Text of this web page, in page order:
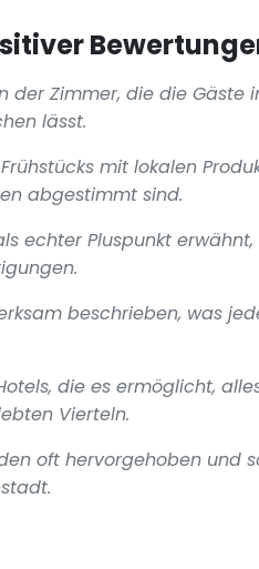
der Zimmer, die die Gäste
lässt.
mit lokalen
abgestimmt sind.
echter Pluspunkt
beschrieben, was
die es ermöglicht,
Vierteln.
oft hervorgehoben und